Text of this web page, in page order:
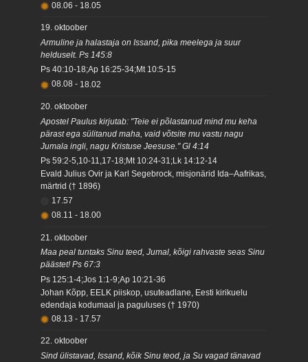
08.06 - 18.05
19. oktoober
Armuline ja halastaja on Issand, pika meelega ja suur
helduselt. Ps 145:8
Ps 40:10-18;Ap 16:25-34;Mt 10:5-15
08.08 - 18.02
20. oktoober
Apostel Paulus kirjutab: "Teie ei põlastanud mind mu keha
pärast ega sülitanud maha, vaid võtsite mu vastu nagu
Jumala ingli, nagu Kristuse Jeesuse." Gl 4:14
Ps 59:2-5,10-11,17-18;Mt 10:24-31;Lk 14:12-14
Evald Julius Ovir ja Karl Segebrock, misjonärid Ida–Aafrikas,
märtrid († 1896)
17.57
08.11 - 18.00
21. oktoober
Maa peal tuntaks Sinu teed, Jumal, kõigi rahvaste seas Sinu
päästet! Ps 67:3
Ps 125:1-4;Jos 1:1-9;Ap 10:21-36
Johan Kõpp, EELK piiskop, usuteadlane, Eesti kirikuelu
edendaja kodumaal ja paguluses († 1970)
08.13 - 17.57
22. oktoober
Sind ülistavad, Issand, kõik Sinu teod, ja Su vagad tänavad